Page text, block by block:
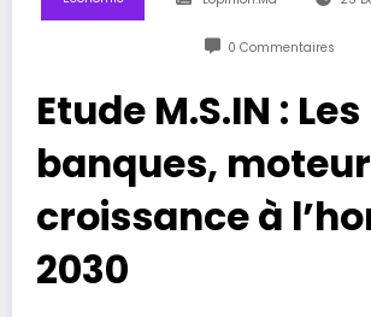
0 Commentaires
Etude M.S.IN : Les
banques,
croissance à
2030